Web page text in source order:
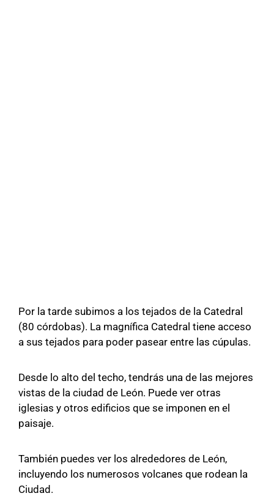
Por la tarde subimos a los tejados de la Catedral
(80 córdobas). La magnífica Catedral tiene acceso
a sus tejados para poder pasear entre las cúpulas.
Desde lo alto del techo, tendrás una de las mejores
vistas de la ciudad de León. Puede ver otras
iglesias y otros edificios que se imponen en el
paisaje.
También puedes ver los alrededores de León,
incluyendo los numerosos volcanes que rodean la
Ciudad.